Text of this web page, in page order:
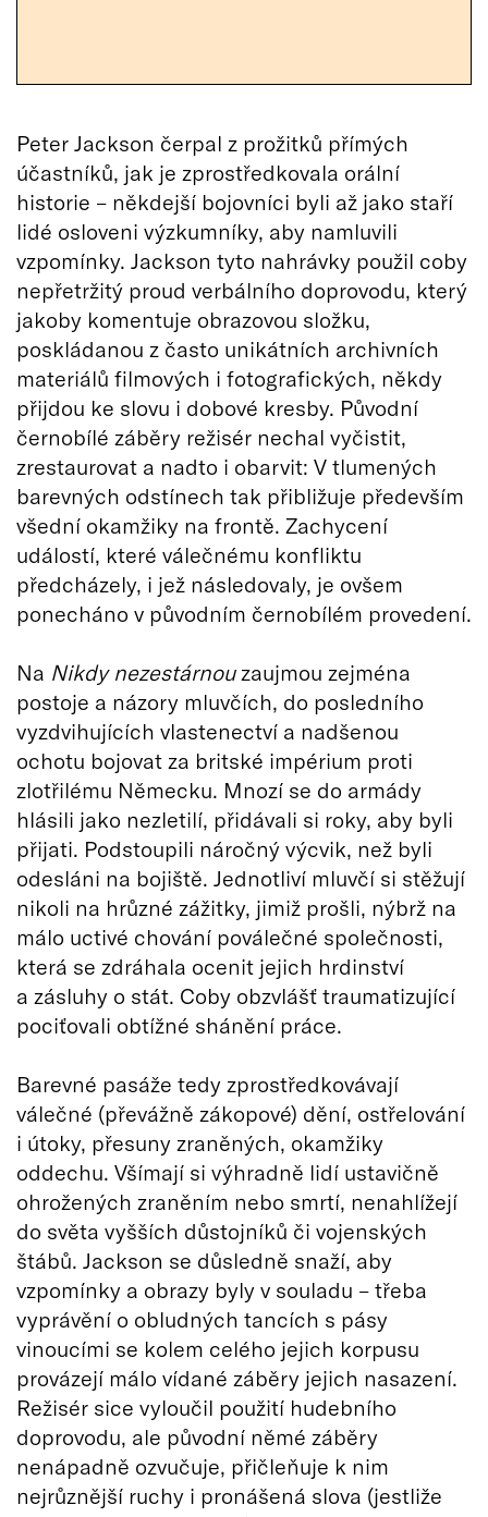
Peter Jackson čerpal z prožitků přímých
účastníků, jak je zprostředkovala orální
historie – někdejší bojovníci byli až jako staří
lidé osloveni výzkumníky, aby namluvili
vzpomínky. Jackson tyto nahrávky použil coby
nepřetržitý proud verbálního doprovodu, který
jakoby komentuje obrazovou složku,
poskládanou z často unikátních archivních
materiálů filmových i fotografických, někdy
přijdou ke slovu i dobové kresby. Původní
černobílé záběry režisér nechal vyčistit,
zrestaurovat a nadto i obarvit: V tlumených
barevných odstínech tak přibližuje především
všední okamžiky na frontě. Zachycení
událostí, které válečnému konfliktu
předcházely, i jež následovaly, je ovšem
ponecháno v původním černobílém provedení.
Na Nikdy nezestárnouzaujmou zejména
postoje a názory mluvčích, do posledního
vyzdvihujících vlastenectví a nadšenou
ochotu bojovat za britské impérium proti
zlotřilému Německu. Mnozí se do armády
hlásili jako nezletilí, přidávali si roky, aby byli
přijati. Podstoupili náročný výcvik, než byli
odesláni na bojiště. Jednotliví mluvčí si stěžují
nikoli na hrůzné zážitky, jimiž prošli, nýbrž na
málo uctivé chování poválečné společnosti,
která se zdráhala ocenit jejich hrdinství
a zásluhy o stát. Coby obzvlášť traumatizující
pociťovali obtížné shánění práce.
Barevné pasáže tedy zprostředkovávají
válečné (převážně zákopové) dění, ostřelování
i útoky, přesuny zraněných, okamžiky
oddechu. Všímají si výhradně lidí ustavičně
ohrožených zraněním nebo smrtí, nenahlížejí
do světa vyšších důstojníků či vojenských
štábů. Jackson se důsledně snaží, aby
vzpomínky a obrazy byly v souladu – třeba
vyprávění o obludných tancích s pásy
vinoucími se kolem celého jejich korpusu
provázejí málo vídané záběry jejich nasazení.
Režisér sice vyloučil použití hudebního
doprovodu, ale původní němé záběry
nenápadně ozvučuje, přičleňuje k nim
nejrůznější ruchy i pronášená slova (jestliže